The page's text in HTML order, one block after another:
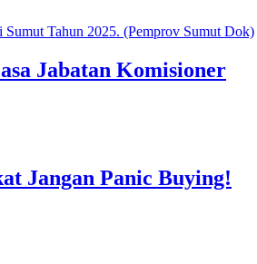
Jabatan Komisioner
Jangan Panic Buying!